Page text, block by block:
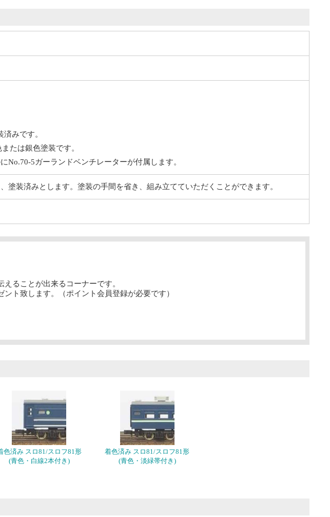
みです。
たは銀色塗装です。
No.70-5ガーランドベンチレーターが付属します。
装済みとします。塗装の手間を省き、組み立てていただくことができます。
ることが出来るコーナーです。
ト致します。（ポイント会員登録が必要です）
色済み スロ81/スロフ81形
(青色・白線2本付き)
着色済み スロ81/スロフ81形
(青色・淡緑帯付き)